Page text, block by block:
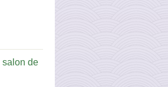
salon de